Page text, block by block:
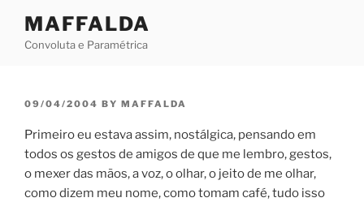
content
MAFFALDA
Convoluta e Paramétrica
POSTED
09/04/2004 BY MAFFALDA
Primeiro eu estava assim, nostálgica, pensando em
todos os gestos de amigos de que me lembro, gestos,
o mexer das mãos, a voz, o olhar, o jeito de me olhar,
como dizem meu nome, como tomam café, tudo isso